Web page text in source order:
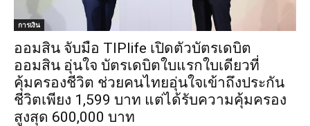
การเงิน
ออมสิน จับมือ TIPlife เปิดตัวบัตรเดบิต
ออมสิน อุ่นใจ บัตรเดบิตใบแรกใบเดียวที่
คุ้มครองชีวิต ช่วยคนไทยอุ่นใจเข้าถึงประกัน
ชีวิตเพียง 1,599 บาท แต่ได้รับความคุ้มครอง
สูงสุด 600,000 บาท